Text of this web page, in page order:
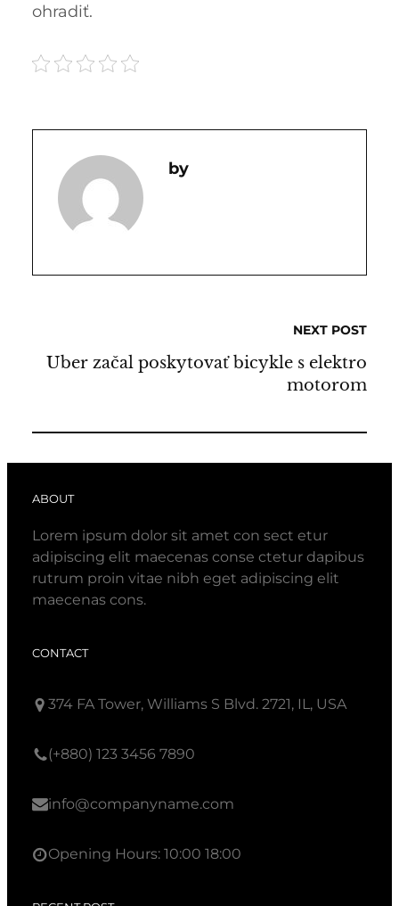
ohradiť.
NEXT POST
Uber začal poskytovať bicykle s elektro
motorom
ABOUT
Lorem ipsum dolor sit amet con sect etur
adipiscing elit maecenas conse ctetur dapibus
rutrum proin vitae nibh eget adipiscing elit
maecenas cons.
CONTACT
374 FA Tower, Williams S Blvd. 2721, IL, USA
(+880) 123 3456 7890
info@companyname.com
Opening Hours: 10:00 18:00